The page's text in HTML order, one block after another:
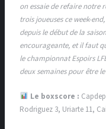
on essaie de refaire notre
trois joueuses ce week-
depuis le début de la
encourageante, et il faut
le championnat Espoirs
deux semaines pour être
Le boxscore :
Rodriguez 3, Uriarte 11,